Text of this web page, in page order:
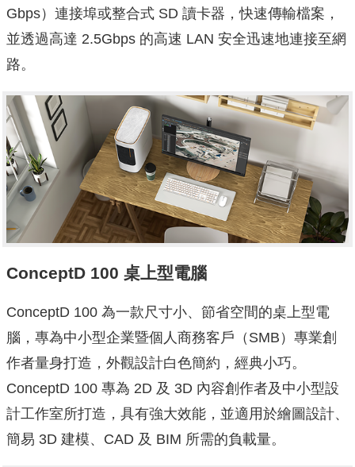
Gbps）連接埠或整合式 SD 讀卡器，快速傳輸檔案，
並透過高達 2.5Gbps 的高速 LAN 安全迅速地連接至網
路。
ConceptD 100 桌上型電腦
ConceptD 100 為一款尺寸小、節省空間的桌上型電
腦， 專為中小型企業暨個人商務客戶（SMB）專業創
作者量身打造，外觀設計白色簡約，經典小巧。
ConceptD 100 專為 2D 及 3D 內容創作者及中小型設
計工作室所打造，具有強大效能， 並適用於繪圖設計、
簡易 3D 建模、CAD 及 BIM 所需的負載量。